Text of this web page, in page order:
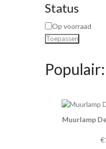
Status
Op voorraad
Toepassen
Populair:
Muurlamp
€